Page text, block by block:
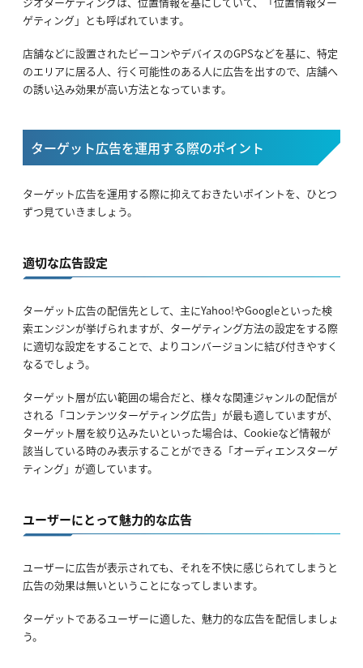
ゲティング」とも呼ばれています。
店舗などに設置されたビーコンやデバイスのGPSなどを基に、特定
のエリアに居る人、行く可能性のある人に広告を出すので、店舗へ
の誘い込み効果が高い方法となっています。
ターゲット広告を運用する際のポイント
ターゲット広告を運用する際に抑えておきたいポイントを、ひとつ
ずつ見ていきましょう。
適切な広告設定
ターゲット広告の配信先として、主にYahoo!やGoogleといった検
索エンジンが挙げられますが、ターゲティング方法の設定をする際
に適切な設定をすることで、よりコンバージョンに結び付きやすく
なるでしょう。
ターゲット層が広い範囲の場合だと、様々な関連ジャンルの配信が
される「コンテンツターゲティング広告」が最も適していますが、
ターゲット層を絞り込みたいといった場合は、Cookieなど情報が
該当している時のみ表示することができる「オーディエンスターゲ
ティング」が適しています。
ユーザーにとって魅力的な広告
ユーザーに広告が表示されても、それを不快に感じられてしまうと
広告の効果は無いということになってしまいます。
ターゲットであるユーザーに適した、魅力的な広告を配信しましょ
う。